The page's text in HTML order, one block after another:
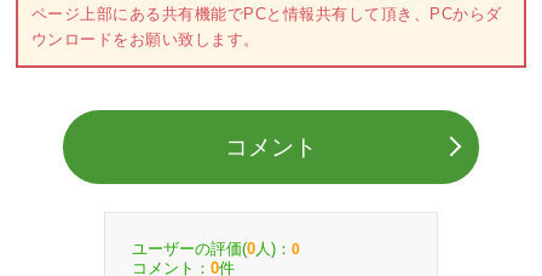
ページ上部にある共有機能でPCと情報共有して頂き、PCからダ
ウンロードをお願い致します。
コメント
ユーザーの評価(0 人)： 0
コメント： 0件